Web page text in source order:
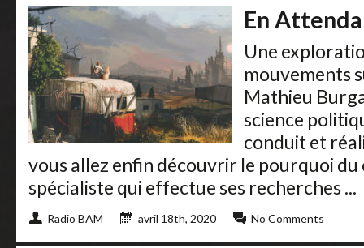
En
Une
mouvements
Mathieu
science
conduit et
vous allez enfin découvrir le pourquoi du
spécialiste qui effectue ses recherches ...
Radio BAM avril 18th, 2020 No Comments